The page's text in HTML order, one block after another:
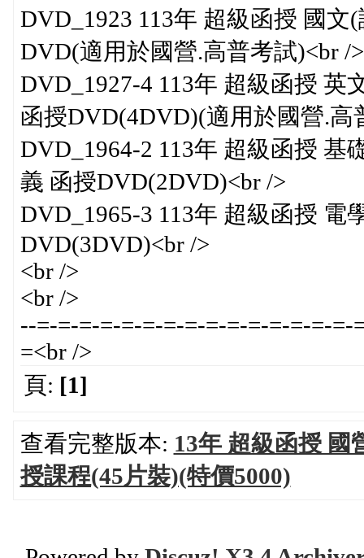
DVD_1923 113年 超級函授 國文
DVD(適用於國營.高普考試)<br />
DVD_1927-4 113年 超級函授 英
函授DVD(4DVD)(適用於國營.高
DVD_1964-2 113年 超級函授 基
義 函授DVD(2DVD)<br />
DVD_1965-3 113年 超級函授 電
DVD(3DVD)<br />
<br />
<br />
--=-=-=-=-=-=-=-=-=-=-=-=-=-=-
=<br />
頁: [1]
查看完整版本: 13年 超級函授 國
授課程(45片裝)(特價5000)